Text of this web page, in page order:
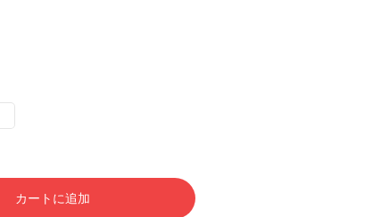
カートに追加